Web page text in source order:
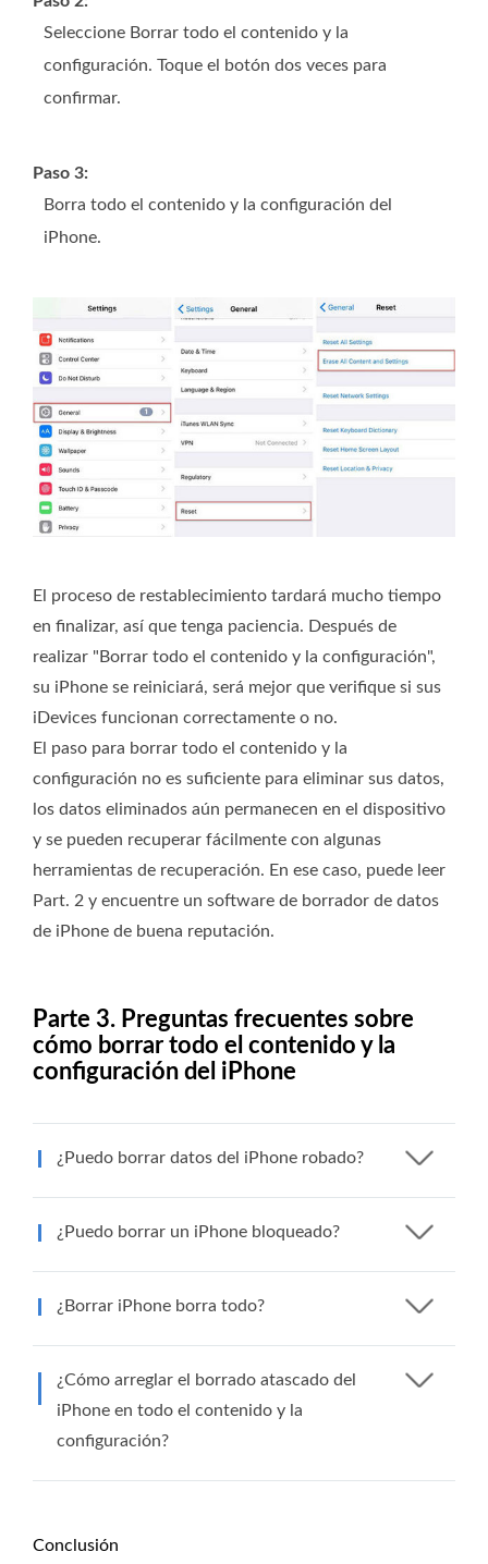
Seleccione Borrar todo el contenido y la
configuración. Toque el botón dos veces para
confirmar.
Paso 3:
Borra todo el contenido y la configuración del
iPhone.
El proceso de restablecimiento tardará mucho tiempo
en finalizar, así que tenga paciencia. Después de
realizar "Borrar todo el contenido y la configuración",
su iPhone se reiniciará, será mejor que verifique si sus
iDevices funcionan correctamente o no.
El paso para borrar todo el contenido y la
configuración no es suficiente para eliminar sus datos,
los datos eliminados aún permanecen en el dispositivo
y se pueden recuperar fácilmente con algunas
herramientas de recuperación. En ese caso, puede leer
Part. 2 y encuentre un software de borrador de datos
de iPhone de buena reputación.
Parte 3. Preguntas frecuentes sobre
cómo borrar todo el contenido y la
configuración del iPhone
¿Puedo borrar datos del iPhone robado?
¿Puedo borrar un iPhone bloqueado?
¿Borrar iPhone borra todo?
¿Cómo arreglar el borrado atascado del
iPhone en todo el contenido y la
configuración?
Conclusión